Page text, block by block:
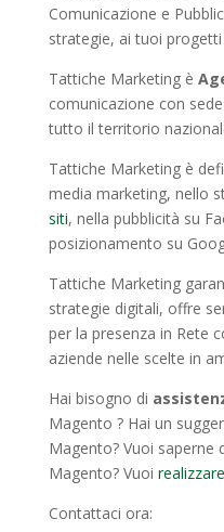
Comunicazione e
strategie, ai tuoi
Tattiche Marketing è
comunicazione con
tutto il territorio
Tattiche Marketing è
media marketing, nello
siti, nella pubblicità su
posizionamento su
Tattiche Marketing
strategie digitali, offre
per la presenza in Rete
aziende nelle scelte in
Hai bisogno di
Magento ? Hai un
Magento? Vuoi saperne
Magento? Vuoi
Contattaci ora: